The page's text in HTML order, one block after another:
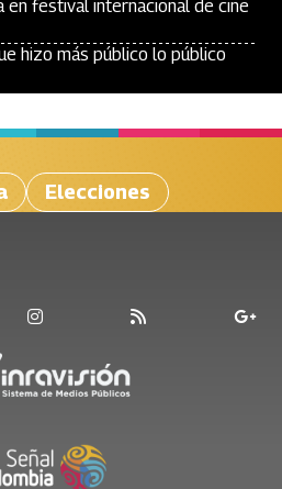
en festival internacional de cine
hizo más público lo público
Elecciones